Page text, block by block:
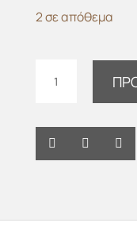
2 σε απόθεμα
Decorative
teak
m-